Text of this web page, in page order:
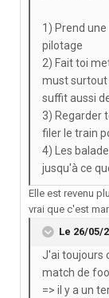
1) Prend
pilotage
2) Fait toi
must surtout
suffit aussi
3) Regarder
filer le train
4) Les
jusqu'à ce
Elle est revenu
vrai que c'est
Le 26/05/
J'ai toujours
match de
=> il y a un